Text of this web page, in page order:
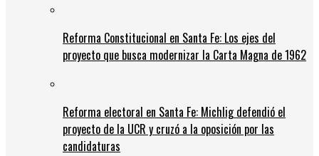
Reforma Constitucional en Santa Fe: Los ejes del
proyecto que busca modernizar la Carta Magna de 1962
Reforma electoral en Santa Fe: Michlig defendió el
proyecto de la UCR y cruzó a la oposición por las
candidaturas